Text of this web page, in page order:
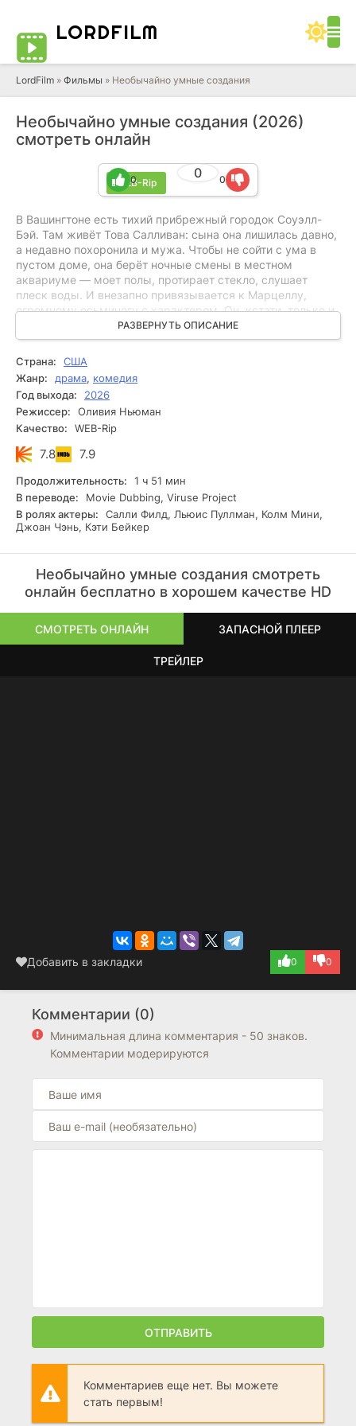
LORDFILM
LordFilm » Фильмы » Необычайно умные создания
Необычайно умные создания (2026)
смотреть онлайн
WEB-Rip
0
0 0
В Вашингтоне есть тихий прибрежный городок Соуэлл-
Бэй. Там живёт Това Салливан: сына она лишилась давно,
а недавно похоронила и мужа. Чтобы не сойти с ума в
пустом доме, она берёт ночные смены в местном
аквариуме — моет полы, протирает стекло, слушает
плеск воды. И внезапно привязывается к Марцеллу,
огромному осьминогу с характером. Он, кстати, только и
думает, как бы сбежать в океан.
Потом Това на работе неудачно выворачивает ногу. В это
же время в город приезжает Кэмерон: мама умерла, а
отца он так и не нашёл. Он подменяет Тову в аквариуме,
но она всё равно заглядывает к Марцеллу — поговорить.
И осьминог вдруг понимает: эти двое похожи, оба
потерянные и очень хотят выбраться из своей клетки.
РАЗВЕРНУТЬ ОПИСАНИЕ
Страна:
США
Жанр:
драма, комедия
Год выхода:
2026
Режиссер:
Оливия Ньюман
Качество:
WEB-Rip
7.8 7.9
Продолжительность:
1 ч 51 мин
В переводе:
Movie Dubbing, Viruse Project
В ролях актеры:
Салли Филд, Льюис Пуллман, Колм Мини,
Джоан Чэнь, Кэти Бейкер
Необычайно умные создания смотреть
онлайн бесплатно в хорошем качестве HD
СМОТРЕТЬ ОНЛАЙН ЗАПАСНОЙ ПЛЕЕР
ТРЕЙЛЕР
Добавить в закладки 0 0
Комментарии (0)
Минимальная длина комментария - 50 знаков.
Комментарии модерируются
ОТПРАВИТЬ
Комментариев еще нет. Вы можете
стать первым!